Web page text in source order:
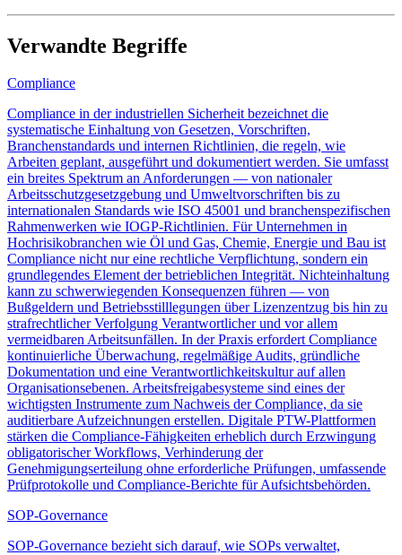
Verwandte Begriffe
Compliance
Compliance in der industriellen Sicherheit bezeichnet die
systematische Einhaltung von Gesetzen, Vorschriften,
Branchenstandards und internen Richtlinien, die regeln, wie
Arbeiten geplant, ausgeführt und dokumentiert werden. Sie umfasst
ein breites Spektrum an Anforderungen — von nationaler
Arbeitsschutzgesetzgebung und Umweltvorschriften bis zu
internationalen Standards wie ISO 45001 und branchenspezifischen
Rahmenwerken wie IOGP-Richtlinien. Für Unternehmen in
Hochrisikobranchen wie Öl und Gas, Chemie, Energie und Bau ist
Compliance nicht nur eine rechtliche Verpflichtung, sondern ein
grundlegendes Element der betrieblichen Integrität. Nichteinhaltung
kann zu schwerwiegenden Konsequenzen führen — von
Bußgeldern und Betriebsstilllegungen über Lizenzentzug bis hin zu
strafrechtlicher Verfolgung Verantwortlicher und vor allem
vermeidbaren Arbeitsunfällen. In der Praxis erfordert Compliance
kontinuierliche Überwachung, regelmäßige Audits, gründliche
Dokumentation und eine Verantwortlichkeitskultur auf allen
Organisationsebenen. Arbeitsfreigabesysteme sind eines der
wichtigsten Instrumente zum Nachweis der Compliance, da sie
auditierbare Aufzeichnungen erstellen. Digitale PTW-Plattformen
stärken die Compliance-Fähigkeiten erheblich durch Erzwingung
obligatorischer Workflows, Verhinderung der
Genehmigungserteilung ohne erforderliche Prüfungen, umfassende
Prüfprotokolle und Compliance-Berichte für Aufsichtsbehörden.
SOP-Governance
SOP-Governance bezieht sich darauf, wie SOPs verwaltet,